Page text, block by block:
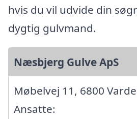
hvis du vil udvide din
dygtig gulvmand.
Næsbjerg Gulve ApS
Møbelvej 11, 6800 Varde
Ansatte: